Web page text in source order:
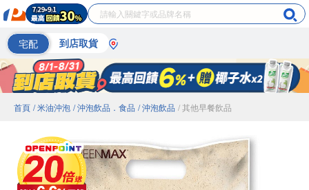
宅配 到店取貨
首頁 / 米油沖泡 / 沖泡飲品．食品 / 沖泡飲品 / 其他早餐飲品